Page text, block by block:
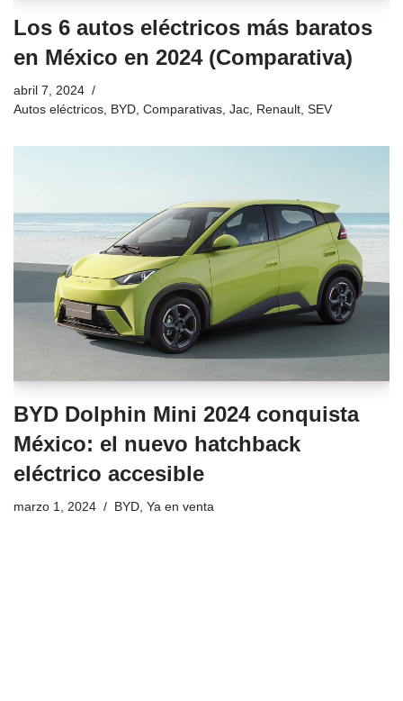
Los 6 autos eléctricos más baratos
en México en 2024 (Comparativa)
abril 7, 2024
Autos eléctricos, BYD, Comparativas, Jac, Renault, SEV
BYD Dolphin Mini 2024 conquista
México: el nuevo hatchback
eléctrico accesible
marzo 1, 2024 BYD, Ya en venta